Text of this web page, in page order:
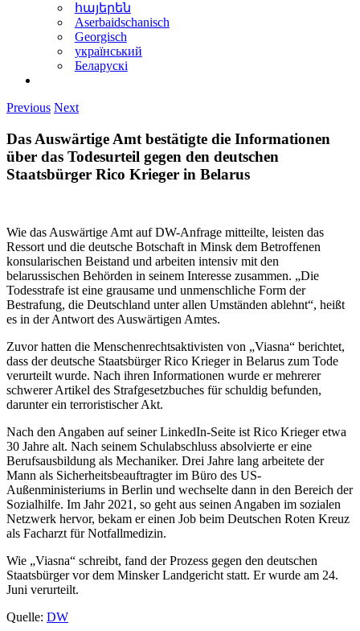
հայերեն
Aserbaidschanisch
Georgisch
український
Беларускі
Previous Next
Das Auswärtige Amt bestätigte die Informationen
über das Todesurteil gegen den deutschen
Staatsbürger Rico Krieger in Belarus
Wie das Auswärtige Amt auf DW-Anfrage mitteilte, leisten das
Ressort und die deutsche Botschaft in Minsk dem Betroffenen
konsularischen Beistand und arbeiten intensiv mit den
belarussischen Behörden in seinem Interesse zusammen. „Die
Todesstrafe ist eine grausame und unmenschliche Form der
Bestrafung, die Deutschland unter allen Umständen ablehnt“, heißt
es in der Antwort des Auswärtigen Amtes.
Zuvor hatten die Menschenrechtsaktivisten von „Viasna“ berichtet,
dass der deutsche Staatsbürger Rico Krieger in Belarus zum Tode
verurteilt wurde. Nach ihren Informationen wurde er mehrerer
schwerer Artikel des Strafgesetzbuches für schuldig befunden,
darunter ein terroristischer Akt.
Nach den Angaben auf seiner LinkedIn-Seite ist Rico Krieger etwa
30 Jahre alt. Nach seinem Schulabschluss absolvierte er eine
Berufsausbildung als Mechaniker. Drei Jahre lang arbeitete der
Mann als Sicherheitsbeauftragter im Büro des US-
Außenministeriums in Berlin und wechselte dann in den Bereich der
Sozialhilfe. Im Jahr 2021, so geht aus seinen Angaben im sozialen
Netzwerk hervor, bekam er einen Job beim Deutschen Roten Kreuz
als Facharzt für Notfallmedizin.
Wie „Viasna“ schreibt, fand der Prozess gegen den deutschen
Staatsbürger vor dem Minsker Landgericht statt. Er wurde am 24.
Juni verurteilt.
Quelle: DW